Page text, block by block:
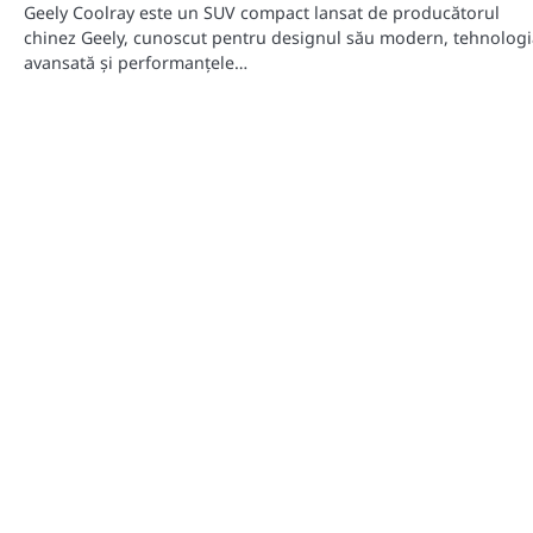
Geely Coolray este un SUV compact lansat de producătorul
chinez Geely, cunoscut pentru designul său modern,
avansată și performanțele…